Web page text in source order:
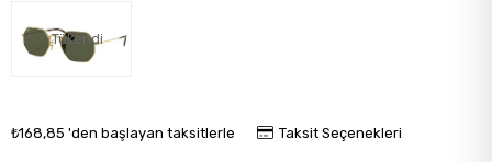
Tükendi
₺168,85 'den başlayan taksitlerle Taksit Seçenekleri